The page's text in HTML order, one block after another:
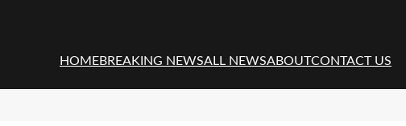
HOMEBREAKING NEWSALL NEWSABOUTCONTACT US